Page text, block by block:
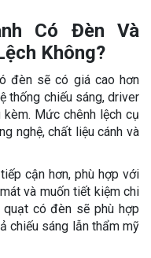
Có Đèn Và
Không?
đèn sẽ có giá cao hơn
thống chiếu sáng, driver
kèm. Mức chênh lệch cụ
nghệ, chất liệu cánh và
cận hơn, phù hợp với
và muốn tiết kiệm chi
có đèn sẽ phù hợp
chiếu sáng lẫn thẩm mỹ